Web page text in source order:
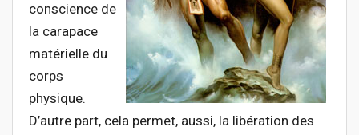
conscience de
la carapace
matérielle du
corps
physique.
D’autre part, cela permet, aussi, la libération des